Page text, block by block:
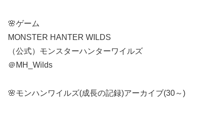
🌸ゲーム
MONSTER HANTER WILDS
（公式）モンスターハンターワイルズ
＠MH_Wilds
🌸モンハンワイルズ(成長の記録)アーカイブ(30～)